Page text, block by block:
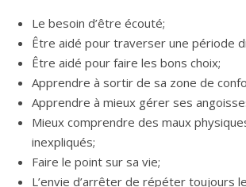
Le besoin d’être écouté;
Être aidé pour traverser une période
Être aidé pour faire les bons choix;
Apprendre à sortir de sa zone de
Apprendre à mieux gérer ses
Mieux comprendre des maux
inexpliqués;
Faire le point sur sa vie;
L’envie d’arrêter de répéter toujours